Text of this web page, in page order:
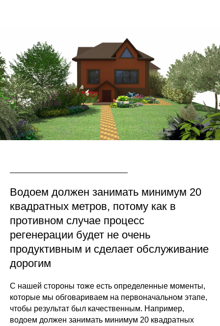
Водоем должен занимать минимум 20
квадратных метров, потому как в
противном случае процесс
регенерации будет не очень
продуктивным и сделает обслуживание
дорогим
С нашей стороны тоже есть определенные моменты,
которые мы обговариваем на первоначальном этапе,
чтобы результат был качественным. Например,
водоем должен занимать минимум 20 квадратных